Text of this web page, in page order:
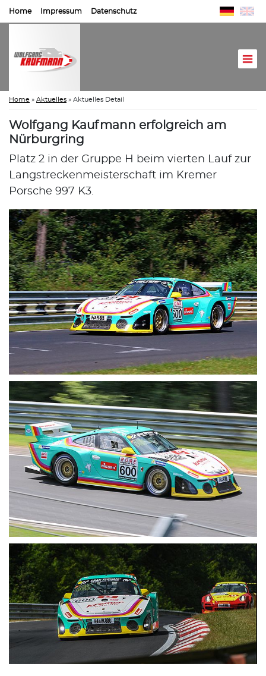
Home Impressum Datenschutz
Home » Aktuelles » Aktuelles Detail
Wolfgang Kaufmann erfolgreich am
Nürburgring
Platz 2 in der Gruppe H beim vierten Lauf zur
Langstreckenmeisterschaft im Kremer
Porsche 997 K3.